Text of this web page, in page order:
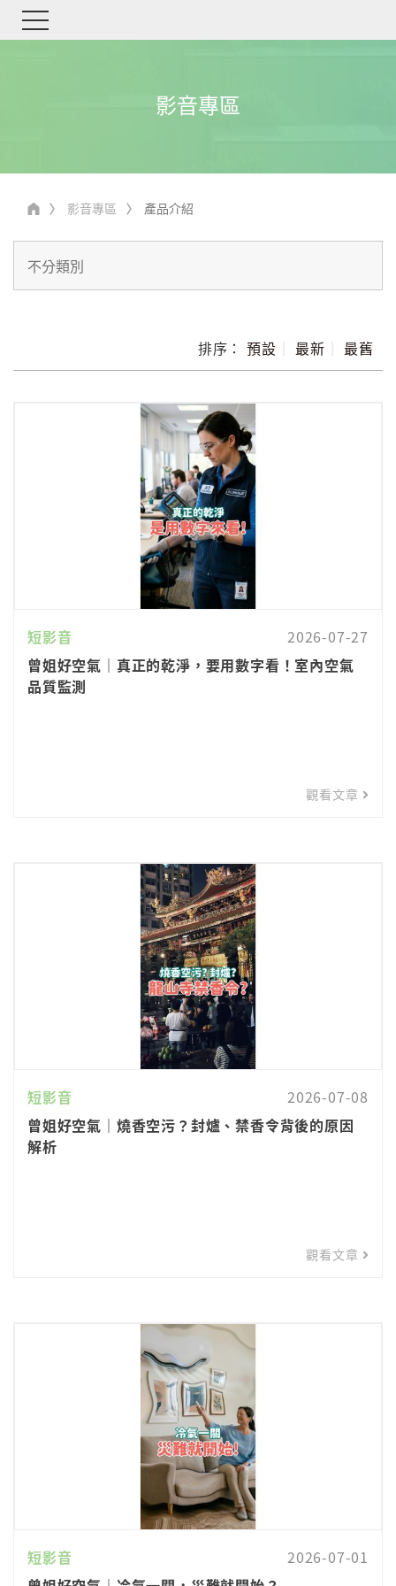
影音專區
影音專區 產品介紹
排序：預設 最新 最舊
短影音
2026-07-27
曾姐好空氣｜真正的乾淨，要用數字看！室內空氣
品質監測
觀看文章
短影音
2026-07-08
曾姐好空氣｜燒香空污？封爐、禁香令背後的原因
解析
觀看文章
短影音
2026-07-01